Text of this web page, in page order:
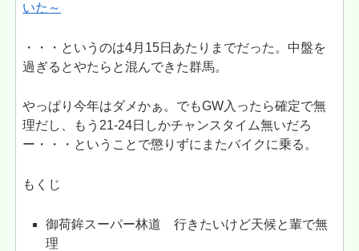
いた～
・・・というのは4月15日あたりまでだった。中盤を
過ぎるとやたらと混んできた群馬。
やっぱり今年はダメかぁ。でもGW入ったら確定で無
理だし、もう21-24日しかチャンスタイム無いだろ
ー・・・ということで懲りずにまたバイクに乗る。
もくじ
御荷鉾スーパー林道 行きたいけど天候と輩で無
理